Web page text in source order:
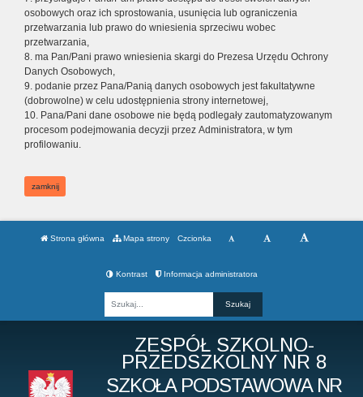
osobowych oraz ich sprostowania, usunięcia lub ograniczenia
przetwarzania lub prawo do wniesienia sprzeciwu wobec
przetwarzania,
8. ma Pan/Pani prawo wniesienia skargi do Prezesa Urzędu Ochrony
Danych Osobowych,
9. podanie przez Pana/Panią danych osobowych jest fakultatywne
(dobrowolne) w celu udostępnienia strony internetowej,
10. Pana/Pani dane osobowe nie będą podlegały zautomatyzowanym
procesom podejmowania decyzji przez Administratora, w tym
profilowaniu.
zamknij
Strona główna Mapa strony Czcionka
Kontrast Informacja administratora
ZESPÓŁ SZKOLNO-
PRZEDSZKOLNY NR 8
SZKOŁA PODSTAWOWA NR